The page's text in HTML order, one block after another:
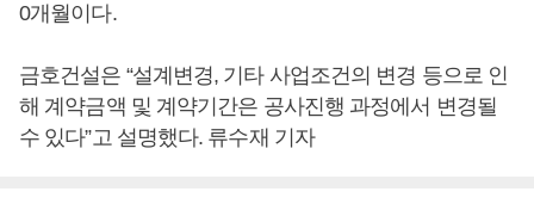
0개월이다.
금호건설은 “설계변경, 기타 사업조건의 변경 등으로 인
해 계약금액 및 계약기간은 공사진행 과정에서 변경될
수 있다”고 설명했다. 류수재 기자